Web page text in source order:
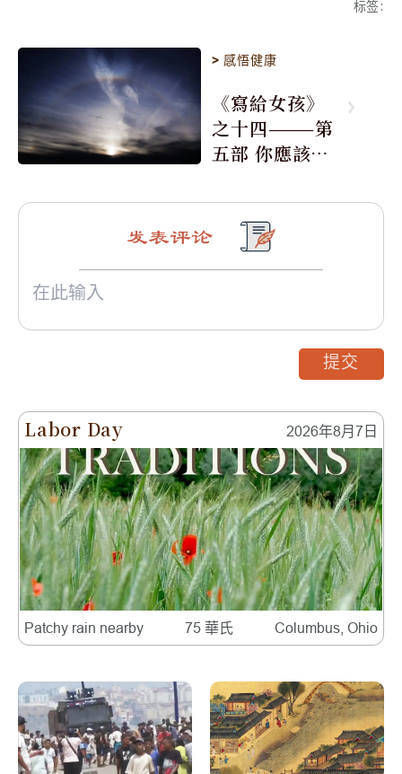
标签:
> 感悟健康
《寫給女孩》
之十四———第
五部 你應該防
不要幹預他的
工作
Labor Day 2026年8月7日
Patchy rain nearby 75 華氏 Columbus, Ohio
发表评论
提交